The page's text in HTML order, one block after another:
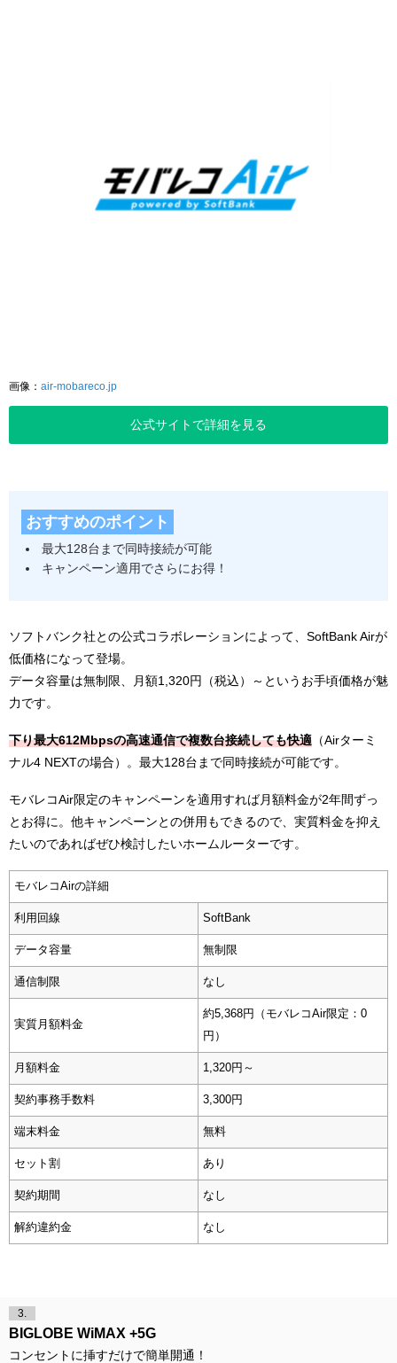
画像： air-mobareco.jp
公式サイトで詳細を見る
おすすめのポイント
最大128台まで同時接続が可能
キャンペーン適用でさらにお得！
ソフトバンク社との公式コラボレーションによって、SoftBank Airが
低価格になって登場。
データ容量は無制限、月額1,320円（税込）～というお手頃価格が魅
力です。
下り最大612Mbpsの高速通信で複数台接続しても快適 （Airターミ
ナル4 NEXTの場合）。最大128台まで同時接続が可能です。
モバレコAir限定のキャンペーンを適用すれば月額料金が2年間ずっ
とお得に。他キャンペーンとの併用もできるので、実質料金を抑え
たいのであればぜひ検討したいホームルーターです。
モバレコAirの詳細
利用回線 SoftBank
データ容量 無制限
通信制限 なし
実質月額料金
約5,368円（モバレコAir限定：0
円）
月額料金 1,320円～
契約事務手数料 3,300円
端末料金 無料
セット割 あり
契約期間 なし
解約違約金 なし
3.
BIGLOBE WiMAX +5G
コンセントに挿すだけで簡単開通！